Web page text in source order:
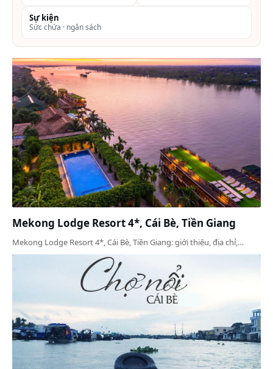
Sự kiện
Sức chứa · ngân sách
Mekong Lodge Resort 4*, Cái Bè, Tiền Giang
Mekong Lodge Resort 4*, Cái Bè, Tiền Giang: giới thiệu, địa chỉ,…